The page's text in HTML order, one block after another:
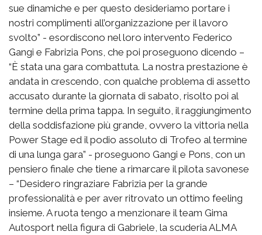
sue dinamiche e per questo desideriamo portare i
nostri complimenti all’organizzazione per il lavoro
svolto” - esordiscono nel loro intervento Federico
Gangi e Fabrizia Pons, che poi proseguono dicendo –
“È stata una gara combattuta. La nostra prestazione è
andata in crescendo, con qualche problema di assetto
accusato durante la giornata di sabato, risolto poi al
termine della prima tappa. In seguito, il raggiungimento
della soddisfazione più grande, ovvero la vittoria nella
Power Stage ed il podio assoluto di Trofeo al termine
di una lunga gara” - proseguono Gangi e Pons, con un
pensiero finale che tiene a rimarcare il pilota savonese
– “Desidero ringraziare Fabrizia per la grande
professionalità e per aver ritrovato un ottimo feeling
insieme. A ruota tengo a menzionare il team Gima
Autosport nella figura di Gabriele, la scuderia ALMA